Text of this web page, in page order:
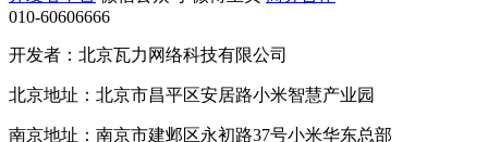
010-60606666
开发者：北京瓦力网络科技有限公司
北京地址：北京市昌平区安居路小米智慧产业园
南京地址：南京市建邺区永初路37号小米华东总部